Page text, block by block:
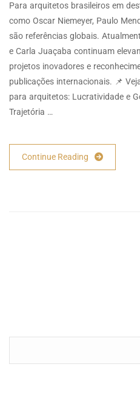
Para arquitetos brasileiros em
como Oscar Niemeyer, Paulo
são referências globais.
e Carla Juaçaba continuam
projetos inovadores e
publicações internacionais. 📌
para arquitetos: Lucratividade e
Trajetória …
Continue Reading